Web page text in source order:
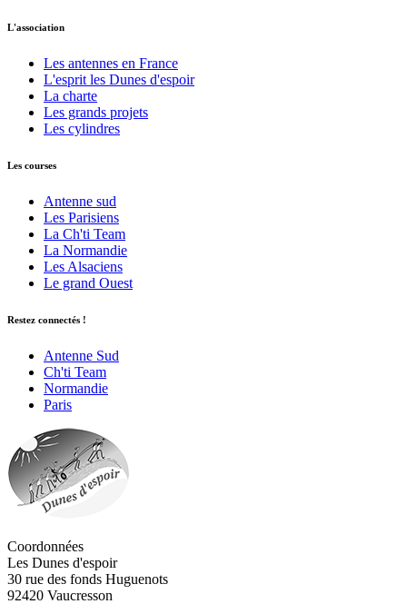
L'association
Les antennes en France
L'esprit les Dunes d'espoir
La charte
Les grands projets
Les cylindres
Les courses
Antenne sud
Les Parisiens
La Ch'ti Team
La Normandie
Les Alsaciens
Le grand Ouest
Restez connectés !
Antenne Sud
Ch'ti Team
Normandie
Paris
Coordonnées
Les Dunes d'espoir
30 rue des fonds Huguenots
92420 Vaucresson